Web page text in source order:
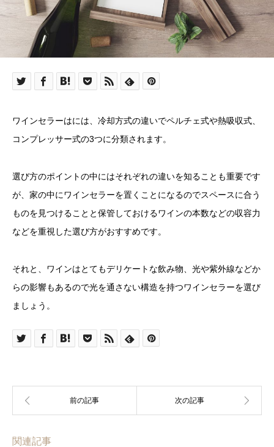
ワインセラーはには、冷却方式の違いでペルチェ式や熱吸収式、
コンプレッサー式の3つに分類されます。
選び方のポイントの中にはそれぞれの違いを知ることも重要です
が、家の中にワインセラーを置くことになるのでスペースに合う
ものを見つけることと保管しておけるワインの本数などの収容力
などを重視した選び方がおすすめです。
それと、ワインはとてもデリケートな飲み物、光や紫外線などか
らの影響もあるので光を通さない構造を持つワインセラーを選び
ましょう。
関連記事